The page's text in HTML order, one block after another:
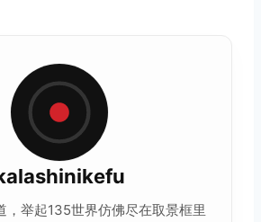
，举起135世界仿佛尽在取景框里